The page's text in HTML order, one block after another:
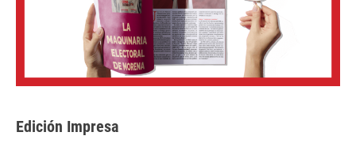
Edición Impresa